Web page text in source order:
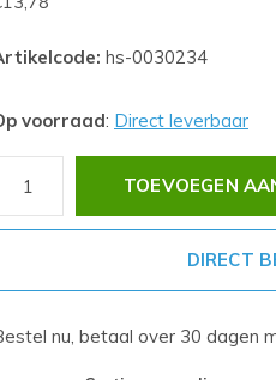
hs-0030234
voorraad: Direct leverbaar
TOEVOEGEN
DIRECT
nu, betaal over 30 dagen